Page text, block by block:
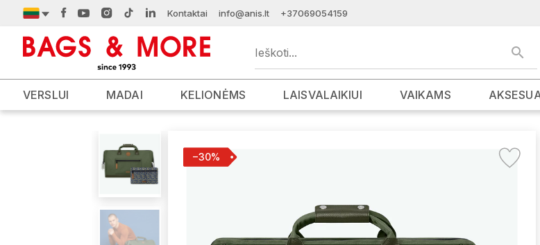
Kontaktai info@anis.lt +37069054159
VERSLUI MADAI KELIONĖMS LAISVALAIKIUI VAIKAMS
−30%